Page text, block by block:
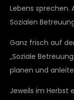
Lebens
Sozialen
Ganz frisch auf
„Soziale
planen und
Jeweils im Herbst